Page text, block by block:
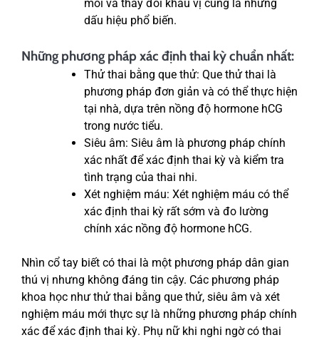
mỏi và thay đổi khẩu vị cũng là những
dấu hiệu phổ biến.
Những phương pháp xác định thai kỳ chuẩn nhất:
Thử thai bằng que thử: Que thử thai là
phương pháp đơn giản và có thể thực hiện
tại nhà, dựa trên nồng độ hormone hCG
trong nước tiểu.
Siêu âm: Siêu âm là phương pháp chính
xác nhất để xác định thai kỳ và kiểm tra
tình trạng của thai nhi.
Xét nghiệm máu: Xét nghiệm máu có thể
xác định thai kỳ rất sớm và đo lường
chính xác nồng độ hormone hCG.
Nhìn cổ tay biết có thai là một phương pháp dân gian
thú vị nhưng không đáng tin cậy. Các phương pháp
khoa học như thử thai bằng que thử, siêu âm và xét
nghiệm máu mới thực sự là những phương pháp chính
xác để xác định thai kỳ. Phụ nữ khi nghi ngờ có thai